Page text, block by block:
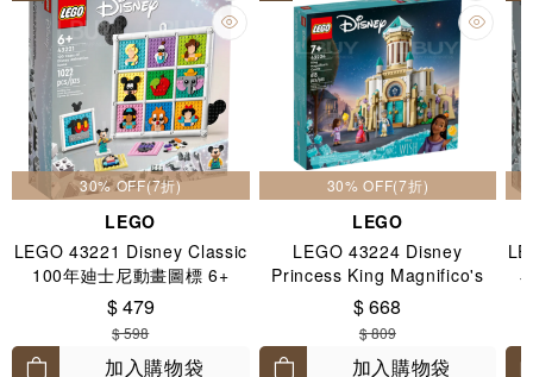
30% OFF(7折)
LEGO
LEGO 43221 Disney Classic
100年廸士尼動畫圖標 6+
$ 479
$ 598
加入購物袋
30% OFF(7折)
LEGO
LEGO 43224 Disney
Princess King Magnifico's
Castle 7+
$ 668
$ 809
加入購物袋